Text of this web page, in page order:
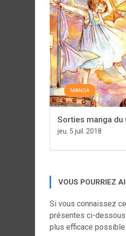
MANGA
Sorties manga
jeu. 5 juil. 2018
VOUS POURRIEZ
Si vous connaissez
présentes ci-
plus efficace possible.